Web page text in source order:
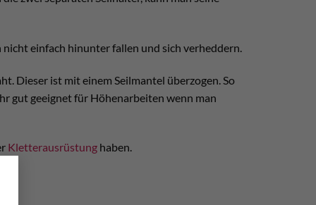
einfach hinunter fallen und sich verheddern.
Dieser ist mit einem Seilmantel überzogen. So
gut geeignet für Höhenarbeiten wenn man
Kletterausrüstung haben.